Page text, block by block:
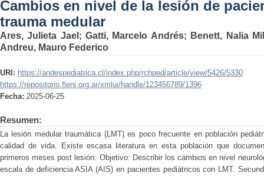
Cambios en nivel de la lesión de
trauma medular
Ares, Julieta Jael ;Gatti, Marcelo Andrés; Benett, Nalia
Andreu, Mauro Federico
URI: https://andespediatrica.cl/index.php/rchped/article/view/5426/5330
https://repositorio.fleni.org.ar/xmlui/handle/123456789/1396
Fecha: 2025-06-25
Resumen:
La lesión medular traumática (LMT) es poco frecuente en población
calidad de vida. Existe escasa literatura en esta población que
primeros meses post lesión. Objetivo: Describir los cambios en nivel
escala de deficiencia ASIA (AIS) en pacientes pediátricos con LMT.